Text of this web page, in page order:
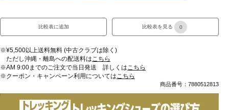
比較表に追加 比較表を見る 0
※¥5,500以上送料無料 (中古クラブは除く)
ただし沖縄・離島への配送料はこちら
※AM 9:00までのご注文で当日発送 詳しくはこちら
※クーポン・キャンペーン利用についてはこちら
商品番号：7880512813